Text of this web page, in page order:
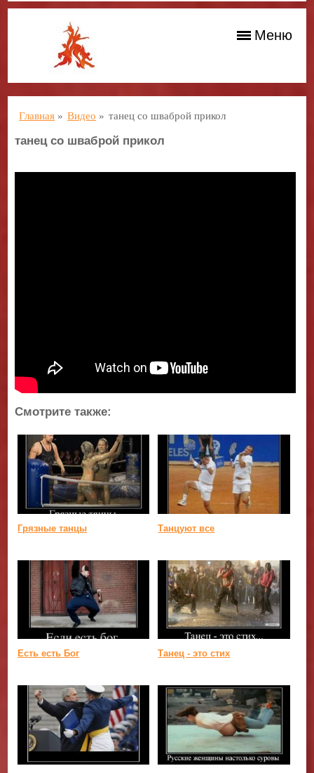
Меню
Главная » Видео » танец со шваброй прикол
танец со шваброй прикол
Смотрите также:
Грязные танцы Танцуют все
Есть есть Бог Танец - это стих